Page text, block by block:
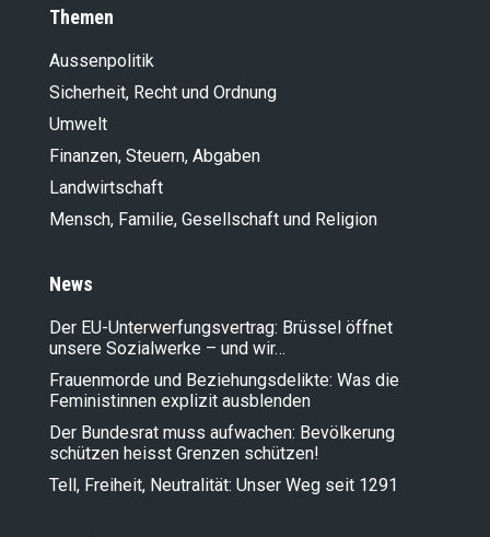
Themen
Aussenpolitik
Sicherheit, Recht und Ordnung
Umwelt
Finanzen, Steuern, Abgaben
Landwirt­schaft
Mensch, Familie, Gesellschaft und Religion
News
Der EU-Unterwerfungsvertrag: Brüssel öffnet
unsere Sozialwerke – und wir…
Frauenmorde und Beziehungsdelikte: Was die
Feministinnen explizit ausblenden
Der Bundesrat muss aufwachen: Bevölkerung
schützen heisst Grenzen schützen!
Tell, Freiheit, Neutralität: Unser Weg seit 1291